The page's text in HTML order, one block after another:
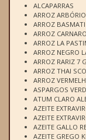
ALCAPARRAS
ARROZ
ARROZ
ARROZ
ARROZ LA
ARROZ NEGRO
ARROZ RARIZ 7
ARROZ THAI
ARROZ
ASPARGOS
ATUM CLARO
AZEITE
AZEITE
AZEITE GALLO
AZEITE GREGO